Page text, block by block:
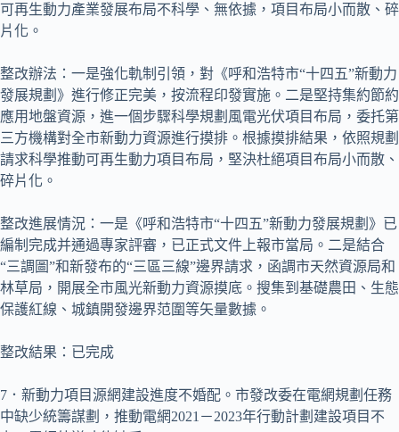
可再生動力產業發展布局不科學、無依據，項目布局小而散、碎
片化。
整改辦法：一是強化軌制引領，對《呼和浩特市“十四五”新動力
發展規劃》進行修正完美，按流程印發實施。二是堅持集約節約
應用地盤資源，進一個步驟科學規劃風電光伏項目布局，委托第
三方機構對全市新動力資源進行摸排。根據摸排結果，依照規劃
請求科學推動可再生動力項目布局，堅決杜絕項目布局小而散、
碎片化。
整改進展情況：一是《呼和浩特市“十四五”新動力發展規劃》已
編制完成并通過專家評審，已正式文件上報市當局。二是結合
“三調圖”和新發布的“三區三線”邊界請求，函調市天然資源局和
林草局，開展全市風光新動力資源摸底。搜集到基礎農田、生態
保護紅線、城鎮開發邊界范圍等矢量數據。
整改結果：已完成
7．新動力項目源網建設進度不婚配。市發改委在電網規劃任務
中缺少統籌謀劃，推動電網2021－2023年行動計劃建設項目不